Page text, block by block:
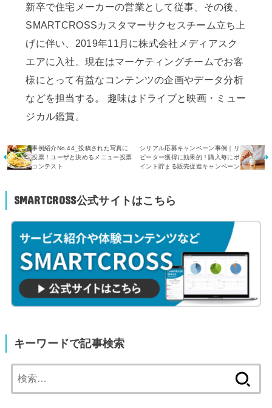
新卒で住宅メーカーの営業として従事、その後、
SMARTCROSSカスタマーサクセスチーム立ち上
げに伴い、2019年11月に株式会社メディアスク
エアに入社。現在はマーケティングチームでお客
様にとって有益なコンテンツの企画やデータ分析
などを担当する。 趣味はドライブと映画・ミュー
ジカル鑑賞。
事例紹介No.44_投稿された写真に
投票！ユーザと決めるメニュー投票
コンテスト
シリアル応募キャンペーン事例｜リ
ピーター獲得に効果的！購入毎にポ
イント貯まる販売促進キャンペーン
SMARTCROSS公式サイトはこちら
キーワードで記事検索
索: